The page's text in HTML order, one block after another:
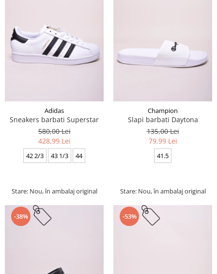
Adidas
Sneakers barbati Superstar
580,00 Lei
428,99 Lei
42 2/3 43 1/3 44
Stare: Nou, în ambalaj original
Champion
Slapi barbati Daytona
135,00 Lei
79,99 Lei
41.5
Stare: Nou, în ambalaj original
-38% -53%